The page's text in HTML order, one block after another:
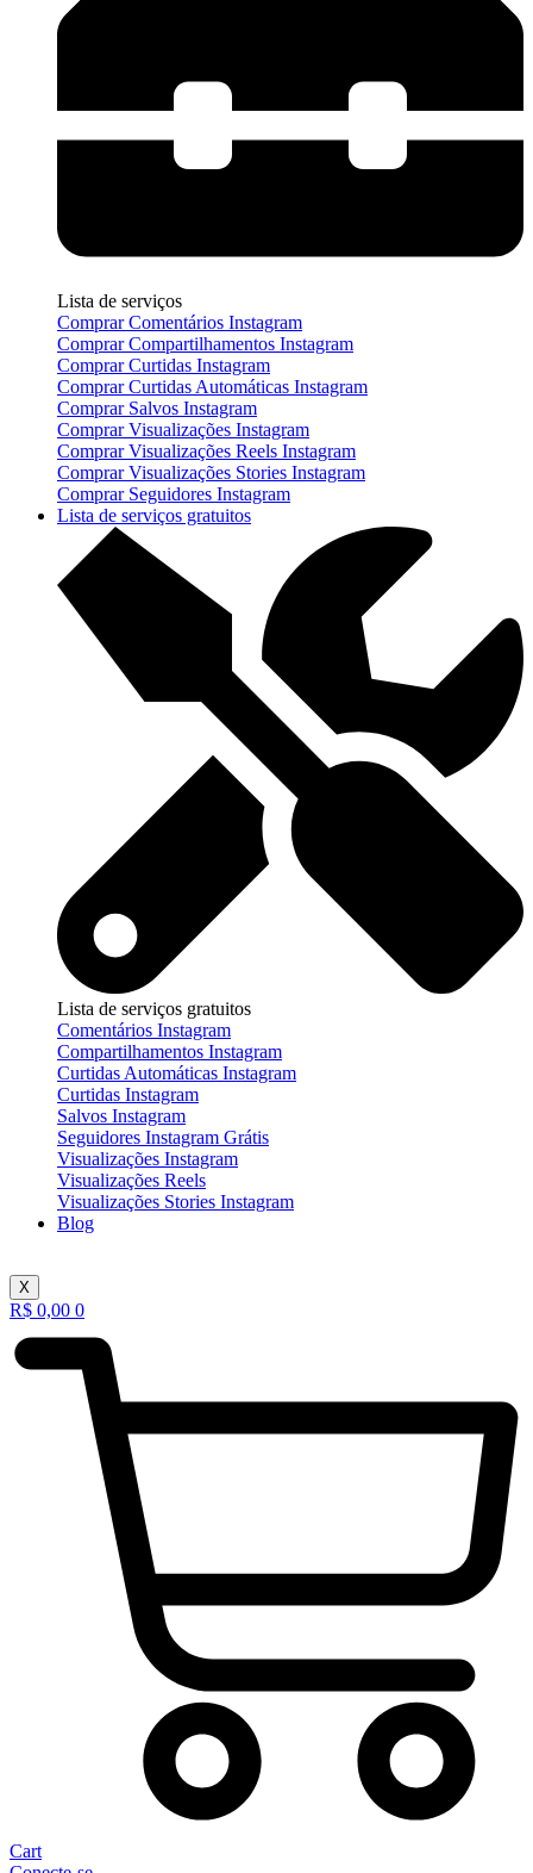
Lista de serviços
Comprar Comentários Instagram
Comprar Compartilhamentos Instagram
Comprar Curtidas Instagram
Comprar Curtidas Automáticas Instagram
Comprar Salvos Instagram
Comprar Visualizações Instagram
Comprar Visualizações Reels Instagram
Comprar Visualizações Stories Instagram
Comprar Seguidores Instagram
Lista de serviços gratuitos
Lista de serviços gratuitos
Comentários Instagram
Compartilhamentos Instagram
Curtidas Automáticas Instagram
Curtidas Instagram
Salvos Instagram
Seguidores Instagram Grátis
Visualizações Instagram
Visualizações Reels
Visualizações Stories Instagram
Blog
X
R$ 0,00 0
Cart